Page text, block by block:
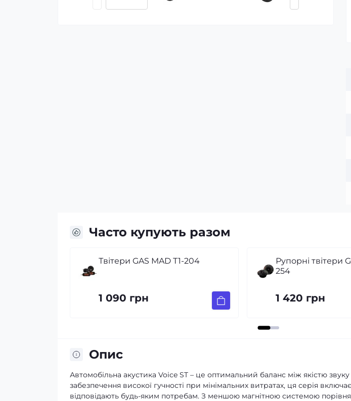
Часто купують разом
Рупорні твітери GAS MAD PT1-
Опис
Автомобільна акустика Voice ST – це оптимальний баланс між якістю
забезпечення високої гучності при мінімальних витратах, ця серія
відповідають будь-яким потребам. З меншою магнітною системою